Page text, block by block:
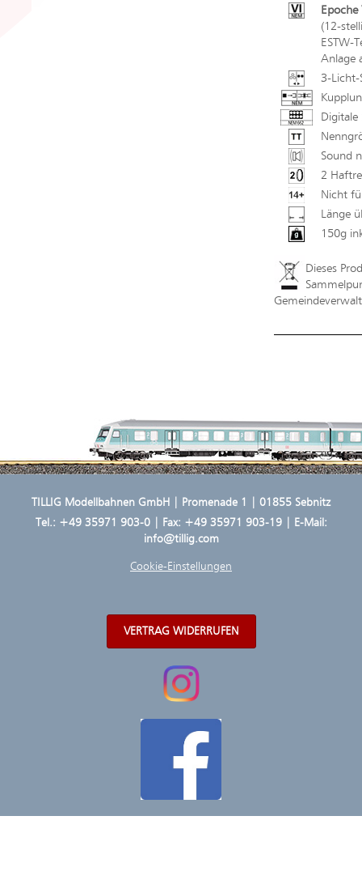
(12-
ESTW-
Anlage
3-Licht-
Sound
2
Nicht
Länge
150g
Dieses
TILLIG Modellbahnen GmbH | Promenade 1 | 01855 Sebnitz
Tel.: +49 35971 903-0| Fax: +49 35971 903-19 | E-Mail:
info@tillig.com
Cookie-Einstellungen
VERTRAG WIDERRUFEN